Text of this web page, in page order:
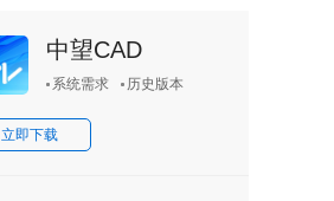
中望CAD
系统需求 历史版本
立即下载